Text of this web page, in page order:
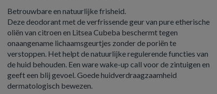
Betrouwbare en natuurlijke frisheid.
Deze deodorant met de verfrissende geur van pure etherische
oliën van citroen en Litsea Cubeba beschermt tegen
onaangename lichaamsgeurtjes zonder de poriën te
verstoppen. Het helpt de natuurlijke regulerende functies van
de huid behouden. Een ware wake-up call voor de zintuigen en
geeft een blij gevoel. Goede huidverdraagzaamheid
dermatologisch bewezen.